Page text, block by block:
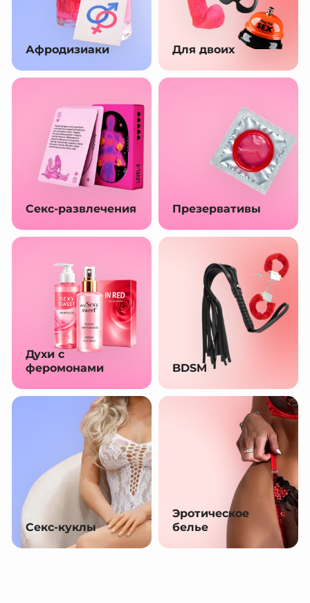
Афродизиаки Для двоих
Секс-развлечения Презервативы
Духи с
феромонами
BDSM
Секс-куклы
Эротическое
белье